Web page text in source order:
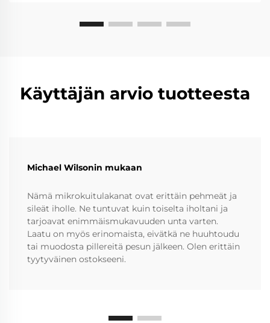
Käyttäjän arvio tuotteesta
Michael Wilsonin mukaan
Nämä mikrokuitulakanat ovat erittäin pehmeät ja
sileät iholle. Ne tuntuvat kuin toiselta iholtani ja
tarjoavat enimmäismukavuuden unta varten.
Laatu on myös erinomaista, eivätkä ne huuhtoudu
tai muodosta pillereitä pesun jälkeen. Olen erittäin
tyytyväinen ostokseeni.